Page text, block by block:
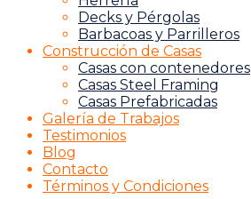
Decks y Pérgolas
Barbacoas y Parrilleros
Construcción de Casas
Casas con contenedores
Casas Steel Framing
Casas Prefabricadas
Galería de Trabajos
Testimonios
Blog
Contacto
Términos y Condiciones